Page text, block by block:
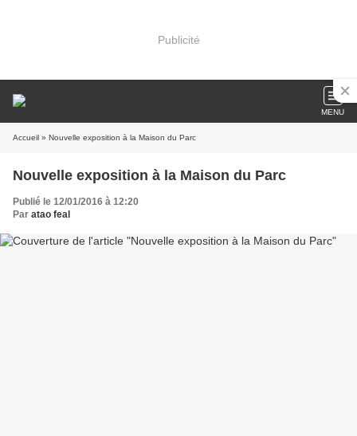
Publicité
MENU
Accueil » Nouvelle exposition à la Maison du Parc
Nouvelle exposition à la Maison du Parc
Publié le 12/01/2016 à 12:20
Par atao feal